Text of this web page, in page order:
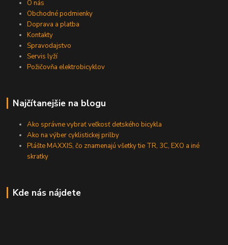
O nás
Obchodné podmienky
Doprava a platba
Kontakty
Spravodajstvo
Servis lyží
Požičovňa elektrobicyklov
Najčítanejšie na blogu
Ako správne vybrať veľkosť detského bicykla
Ako na výber cyklistickej prilby
Plášte MAXXIS, čo znamenajú všetky tie TR, 3C, EXO a iné
skratky
Kde nás nájdete